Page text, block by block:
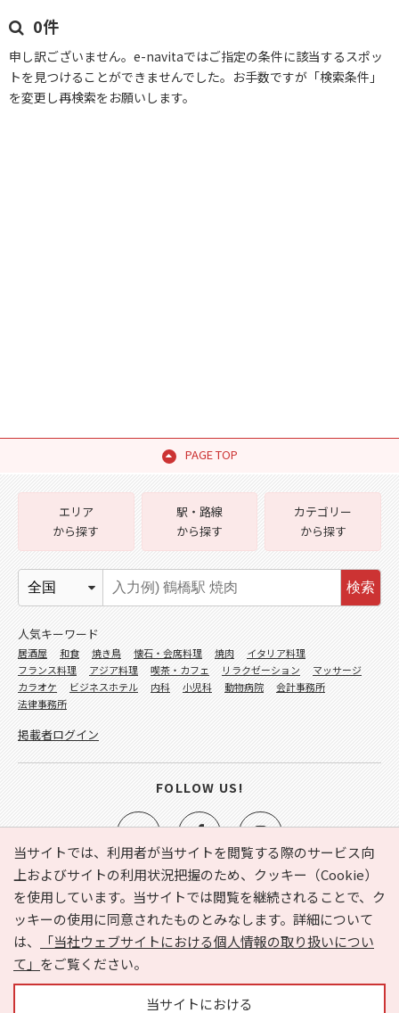
0件
申し訳ございません。e-navitaではご指定の条件に該当するスポッ
トを見つけることができませんでした。お手数ですが「検索条件」
を変更し再検索をお願いします。
PAGE TOP
当サイトでは、利用者が当サイトを閲覧する際のサービス向
上およびサイトの利用状況把握のため、クッキー（Cookie）
を使用しています。当サイトでは閲覧を継続されることで、ク
ッキーの使用に同意されたものとみなします。詳細について
は、
「当社ウェブサイトにおける個人情報の取り扱いについ
て」 をご覧ください。
当サイトにおける
e-NAVITA（イーナビタ）とは？ お気に入り
ヘルプ
利用規約
個人情報の取り扱いについて
運営会社
サイトマップ
広告掲載に関するお問い合わせ
エリア
から探す
駅・路線
から探す
カテゴリー
から探す
検索
人気キーワード
居酒屋 和食 焼き鳥 懐石・会席料理 焼肉
イタリア料理
フランス料理
アジア料理 喫茶・カフェ リラクゼーション
マッサージ
カラオケ
ビジネスホテル 内科 小児科 動物病院
会計事務所
法律事務所
掲載者ログイン
FOLLOW US!